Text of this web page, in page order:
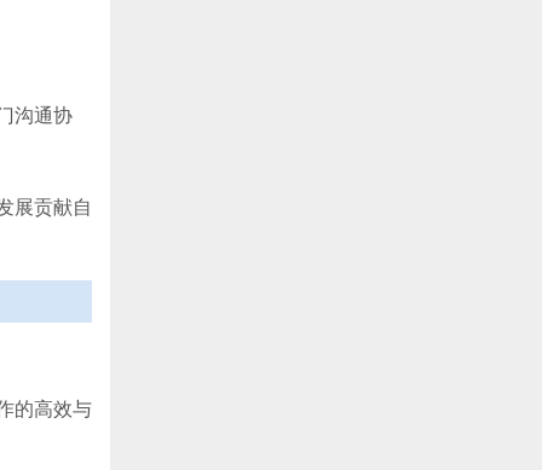
沟通协
展贡献自
的高效与